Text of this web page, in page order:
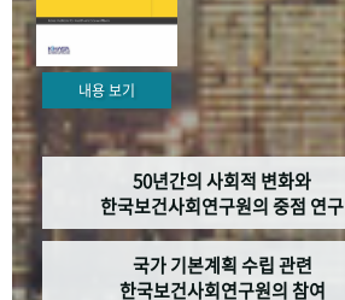
내용 보기
50년간의 사회적 변화와
한국보건사회연구원의 중점 연구
국가 기본계획 수립 관련
한국보건사회연구원의 참여